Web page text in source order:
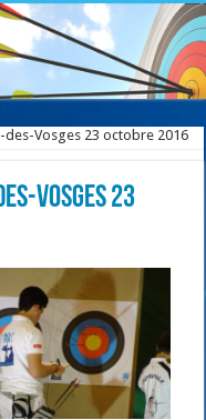
des-Vosges 23 octobre 2016
Vosges 23